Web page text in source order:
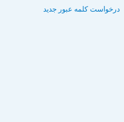
درخواست کلمه عبور جدید